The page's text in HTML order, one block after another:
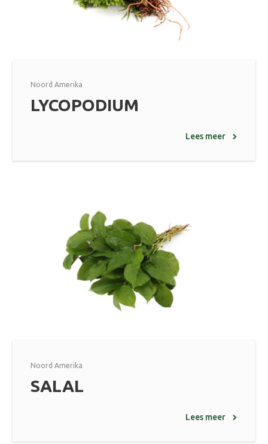
Noord Amerika
LYCOPODIUM
Lees meer
Noord Amerika
SALAL
Lees meer